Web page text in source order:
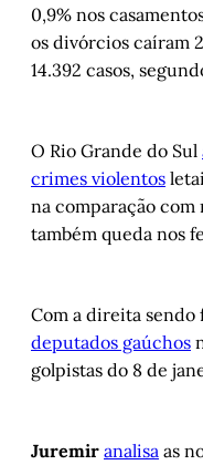
0,9% nos
os divórcios caíram
14.392 casos,
O Rio Grande do Sul
crimes violentos
na comparação com
também queda nos
Com a direita sendo
deputados gaúchos
golpistas do 8 de
Juremir analisa as